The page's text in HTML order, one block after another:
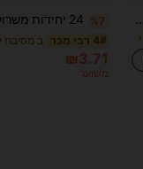
מתאים למסיבת חג המולד, מתנה לחג המולד, מתנה לשנה החדשה, ממלאי גרבי חג המולד, חגיגת חג, קלאפרים מפלסטיק למסיבה, מביאים לכם שמחה והוללות %7
4# רבי מכר
₪3.71
משוער